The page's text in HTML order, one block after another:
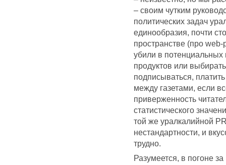
– своим чутким
политических задач
единообразия, почти
пространстве (про
убили в потенциальных
продуктов или
подписываться,
между газетами, если
приверженность
статистического
той же уралкалийной
нестандартности, и
трудно.
Разумеется, в погоне